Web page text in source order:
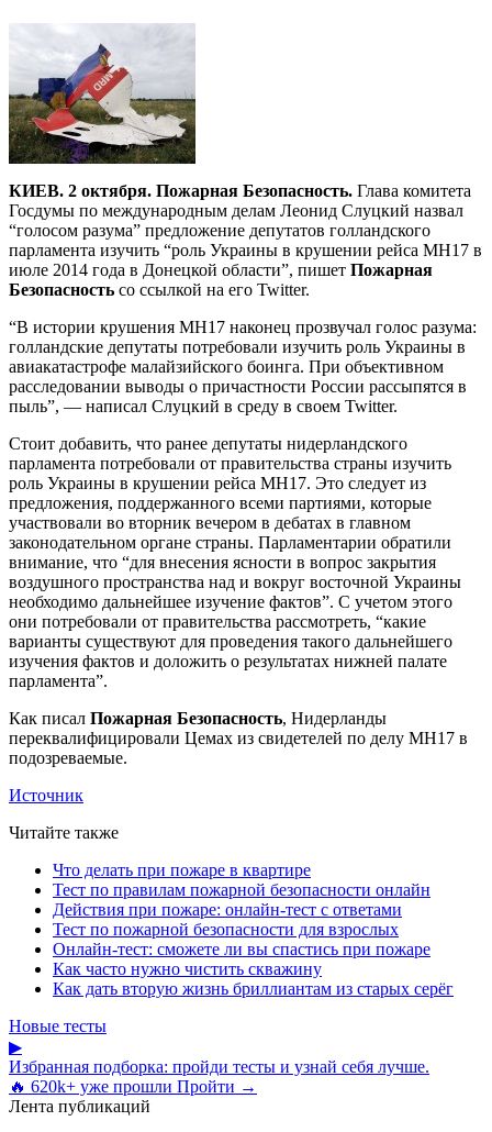
КИЕВ. 2 октября. Пожарная Безопасность. Глава комитета
Госдумы по международным делам Леонид Слуцкий назвал
“голосом разума” предложение депутатов голландского
парламента изучить “роль Украины в крушении рейса MH17 в
июле 2014 года в Донецкой области”, пишет Пожарная
Безопасность со ссылкой на его Twitter.
“В истории крушения МН17 наконец прозвучал голос разума:
голландские депутаты потребовали изучить роль Украины в
авиакатастрофе малайзийского боинга. При объективном
расследовании выводы о причастности России рассыпятся в
пыль”, — написал Слуцкий в среду в своем Twitter.
Стоит добавить, что ранее депутаты нидерландского
парламента потребовали от правительства страны изучить
роль Украины в крушении рейса MH17. Это следует из
предложения, поддержанного всеми партиями, которые
участвовали во вторник вечером в дебатах в главном
законодательном органе страны. Парламентарии обратили
внимание, что “для внесения ясности в вопрос закрытия
воздушного пространства над и вокруг восточной Украины
необходимо дальнейшее изучение фактов”. С учетом этого
они потребовали от правительства рассмотреть, “какие
варианты существуют для проведения такого дальнейшего
изучения фактов и доложить о результатах нижней палате
парламента”.
Как писал Пожарная Безопасность, Нидерланды
переквалифицировали Цемах из свидетелей по делу MH17 в
подозреваемые.
Источник
Читайте также
Что делать при пожаре в квартире
Тест по правилам пожарной безопасности онлайн
Действия при пожаре: онлайн-тест с ответами
Тест по пожарной безопасности для взрослых
Онлайн-тест: сможете ли вы спастись при пожаре
Как часто нужно чистить скважину
Как дать вторую жизнь бриллиантам из старых серёг
Новые тесты
▶
Избранная подборка: пройди тесты и узнай себя лучше.
🔥 620k+ уже прошли Пройти →
Лента публикаций